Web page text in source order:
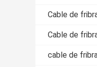
Cable de
Cable de
cable de